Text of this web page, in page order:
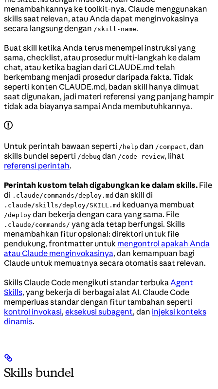
menambahkannya ke toolkit-nya. Claude menggunakan
skills saat relevan, atau Anda dapat menginvokasinya
secara langsung dengan /skill-name.
Buat skill ketika Anda terus menempel instruksi yang
sama, checklist, atau prosedur multi-langkah ke dalam
chat, atau ketika bagian dari CLAUDE.md telah
berkembang menjadi prosedur daripada fakta. Tidak
seperti konten CLAUDE.md, badan skill hanya dimuat
saat digunakan, jadi materi referensi yang panjang hampir
tidak ada biayanya sampai Anda membutuhkannya.
Untuk perintah bawaan seperti /help dan /compact, dan
skills bundel seperti /debug dan /code-review, lihat
referensi perintah.
Perintah kustom telah digabungkan ke dalam skills. File
di .claude/commands/deploy.md dan skill di
.claude/skills/deploy/SKILL.md keduanya membuat
/deploy dan bekerja dengan cara yang sama. File
.claude/commands/ yang ada tetap berfungsi. Skills
menambahkan fitur opsional: direktori untuk file
pendukung, frontmatter untuk mengontrol apakah Anda
atau Claude menginvokasinya, dan kemampuan bagi
Claude untuk memuatnya secara otomatis saat relevan.
Skills Claude Code mengikuti standar terbukaAgent
Skills, yang bekerja di berbagai alat AI. Claude Code
memperluas standar dengan fitur tambahan seperti
kontrol invokasi, eksekusi subagent, dan injeksi konteks
dinamis.
Skills bundel